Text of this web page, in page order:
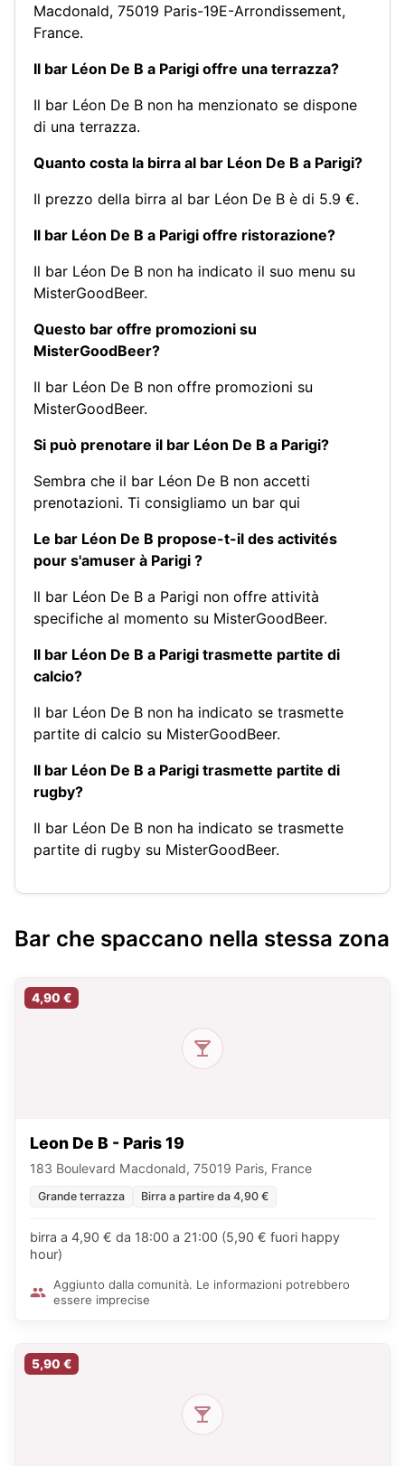
Macdonald, 75019 Paris-19E-Arrondissement,
France.
Il bar Léon De B a Parigi offre una terrazza?
Il bar Léon De B non ha menzionato se dispone
di una terrazza.
Quanto costa la birra al bar Léon De B a Parigi?
Il prezzo della birra al bar Léon De B è di 5.9 €.
Il bar Léon De B a Parigi offre ristorazione?
Il bar Léon De B non ha indicato il suo menu su
MisterGoodBeer.
Questo bar offre promozioni su
MisterGoodBeer?
Il bar Léon De B non offre promozioni su
MisterGoodBeer.
Si può prenotare il bar Léon De B a Parigi?
Sembra che il bar Léon De B non accetti
prenotazioni. Ti consigliamo un bar qui
Le bar Léon De B propose-t-il des activités
pour s'amuser à Parigi ?
Il bar Léon De B a Parigi non offre attività
specifiche al momento su MisterGoodBeer.
Il bar Léon De B a Parigi trasmette partite di
calcio?
Il bar Léon De B non ha indicato se trasmette
partite di calcio su MisterGoodBeer.
Il bar Léon De B a Parigi trasmette partite di
rugby?
Il bar Léon De B non ha indicato se trasmette
partite di rugby su MisterGoodBeer.
Bar che spaccano nella stessa zona
4,90 €
Leon De B - Paris 19
183 Boulevard Macdonald, 75019 Paris, France
Grande terrazza Birra a partire da 4,90 €
birra a 4,90 € da 18:00 a 21:00 (5,90 € fuori happy
hour)
Aggiunto dalla comunità. Le informazioni potrebbero
essere imprecise
5,90 €